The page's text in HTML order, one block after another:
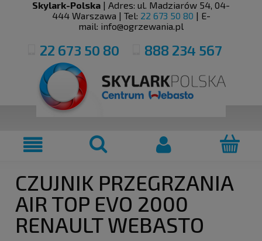
Skylark-Polska | Adres: ul. Madziarów 54, 04-
444 Warszawa | Tel: 22 673 50 80 | E-
mail: info@ogrzewania.pl
22 673 50 80 888 234 567
CZUJNIK PRZEGRZANIA
AIR TOP EVO 2000
RENAULT WEBASTO